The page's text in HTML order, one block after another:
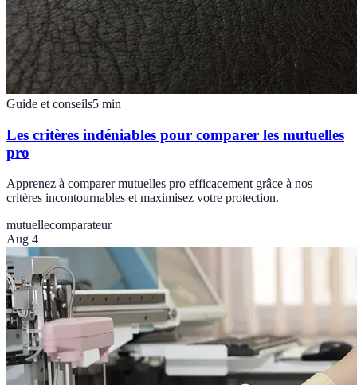
Guide et conseils5 min
Les critères indéniables pour comparer les mutuelles
pro
Apprenez à comparer mutuelles pro efficacement grâce à nos
critères incontournables et maximisez votre protection.
mutuellecomparateur
Aug 4